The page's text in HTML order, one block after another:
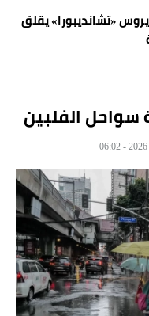
فايروس «تشانديبورا» يقلق